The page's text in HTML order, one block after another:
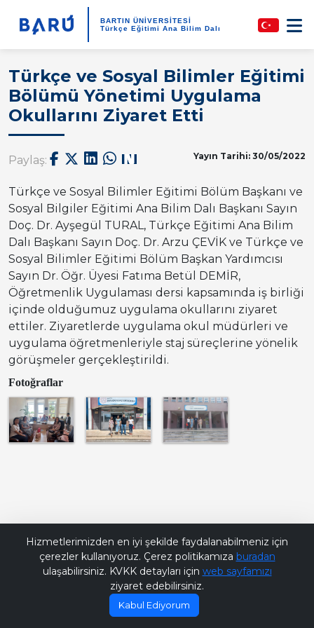
BARTIN ÜNİVERSİTESİ
Türkçe Eğitimi Ana Bilim Dalı
Türkçe ve Sosyal Bilimler Eğitimi
Bölümü Yönetimi Uygulama
Okullarını Ziyaret Etti
Paylaş: Yayın Tarihi: 30/05/2022
Türkçe ve Sosyal Bilimler Eğitimi Bölüm Başkanı ve
Sosyal Bilgiler Eğitimi Ana Bilim Dalı Başkanı Sayın
Doç. Dr. Ayşegül TURAL, Türkçe Eğitimi Ana Bilim
Dalı Başkanı Sayın Doç. Dr. Arzu ÇEVİK ve Türkçe ve
Sosyal Bilimler Eğitimi Bölüm Başkan Yardımcısı
Sayın Dr. Öğr. Üyesi Fatıma Betül DEMİR,
Öğretmenlik Uygulaması dersi kapsamında iş birliği
içinde olduğumuz uygulama okullarını ziyaret
ettiler. Ziyaretlerde uygulama okul müdürleri ve
uygulama öğretmenleriyle staj süreçlerine yönelik
görüşmeler gerçekleştirildi.
Fotoğraflar
Hizmetlerimizden en iyi şekilde faydalanabilmeniz için
çerezler kullanıyoruz. Çerez politikamıza buradan
ulaşabilirsiniz. KVKK detayları için web sayfamızı
ziyaret edebilirsiniz.
Kabul Ediyorum
Bana Soru Sor | Ask Me